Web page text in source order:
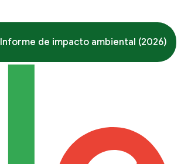
Informe de impacto ambiental (2026)